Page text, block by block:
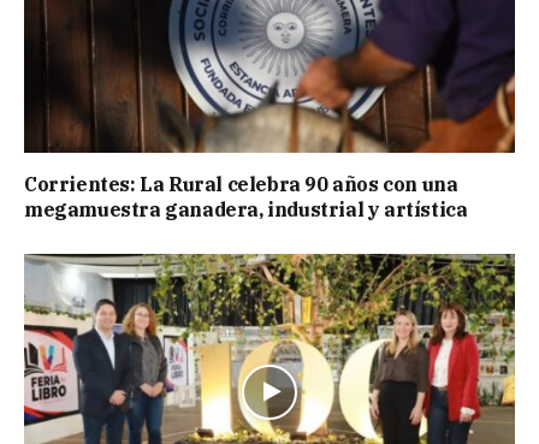
Corrientes: La Rural celebra 90 años con una
megamuestra ganadera, industrial y artística